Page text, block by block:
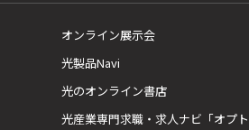
オンライン展示会
光製品Navi
光のオンライン書店
光産業専門求職・求人ナビ「オプト